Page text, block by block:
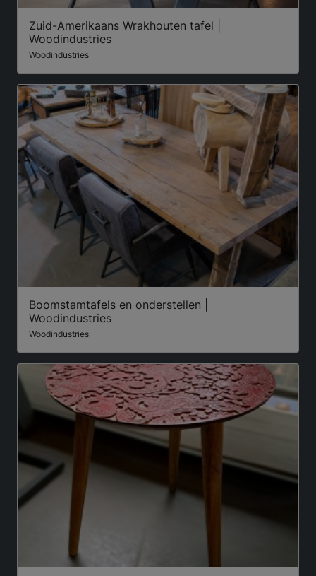
Zuid-Amerikaans Wrakhouten tafel |
Woodindustries
Woodindustries
Boomstamtafels en onderstellen |
Woodindustries
Woodindustries